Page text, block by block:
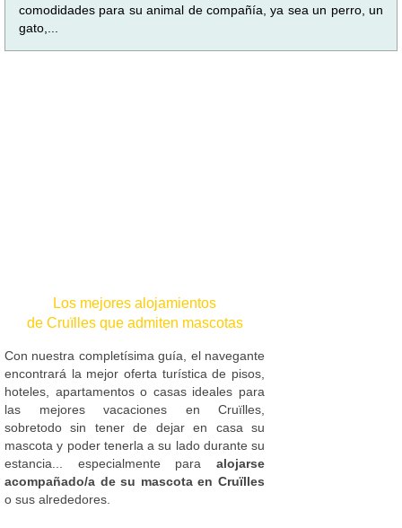
comodidades para su animal de compañía, ya sea un perro, un
gato,...
Los mejores alojamientos
de Cruïlles que admiten mascotas
Con nuestra completísima guía, el navegante
encontrará la mejor oferta turística de pisos,
hoteles, apartamentos o casas ideales para
las mejores vacaciones en Cruïlles,
sobretodo sin tener de dejar en casa su
mascota y poder tenerla a su lado durante su
estancia... especialmente para alojarse
acompañado/a de su mascota en Cruïlles
o sus alrededores.